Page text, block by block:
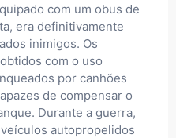
com um obus de
era definitivamente
inimigos. Os
com o uso
por canhões
de compensar o
Durante a guerra,
autopropelidos